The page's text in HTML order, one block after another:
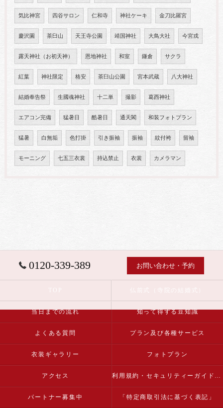
気比神宮 四谷サロン 仁和寺 神社ケーキ 金刀比羅宮
慶沢園 茶臼山 天王寺公園 靖国神社 大鳥大社 今宮戎
露天神社（お初天神） 恩地神社 和室 鎌倉 サクラ
紅葉 神社限定 格安 茶臼山公園 宮本武蔵 八大神社
結婚奉告祭 生國魂神社 十二単 撮影 葛西神社
エアコン完備 猛暑日 酷暑日 通天閣 和装フォトプラン
猛暑 白無垢 色打掛 引き振袖 振袖 紋付袴 留袖
モーニング 七五三衣裳 持込禁止 衣裳 カメラマン
0120-339-389 お問い合わせ・予約
当日までの流れ 知って得する豆知識
よくある質問 プラン及び各種サービス
衣装ギャラリー フォトプラン
アクセス 利用規約・セキュリティーガイドライン
パートナー募集中 「特定商取引法に基づく表記」